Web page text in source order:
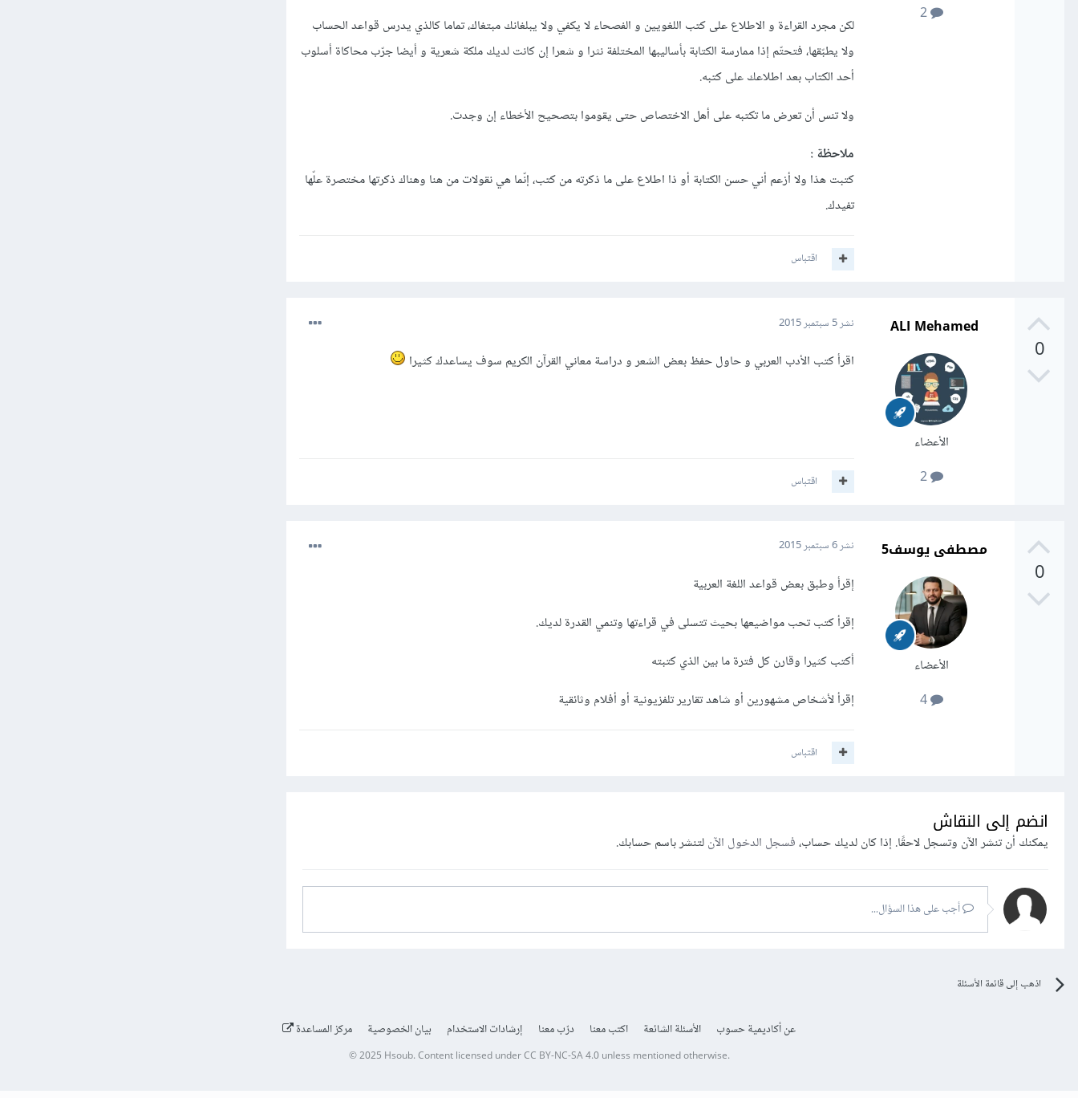
2
لكن مجرد القراءة و الاطلاع على كتب اللغويين و الفصحاء لا يكفي ولا يبلغانك مبتغاك، تماما كالذي يدرس قواعد الحساب
ولا يطبّقها، فتحتّم إذا ممارسة الكتابة بأساليبها المختلفة نثرا و شعرا إن كانت لديك ملكة شعرية و أيضا جرّب محاكاة أسلوب
أحد الكتاب بعد اطلاعك على كتبه.
ولا تنس أن تعرض ما تكتبه على أهل الاختصاص حتى يقوموا بتصحيح الأخطاء إن وجدت.
ملاحظة :
كتبت هذا ولا أزعم أني حسن الكتابة أو ذا اطلاع على ما ذكرته من كتب، إنّما هي نقولات من هنا وهناك ذكرتها مختصرة علّها
تفيدك.
اقتباس
0
ALI Mehamed
الأعضاء
2
نشر5 سبتمبر 2015
اقرأ كتب الأدب العربي و حاول حفظ بعض الشعر و دراسة معاني القرآن الكريم سوف يساعدك كثيرا
اقتباس
0
مصطفى يوسف5
الأعضاء
4
نشر6 سبتمبر 2015
إقرأ وطبق بعض قواعد اللغة العربية
إقرأ كتب تحب مواضيعها بحيث تتسلى في قراءتها وتنمي القدرة لديك.
أكتب كثيرا وقارن كل فترة ما بين الذي كتبته
إقرأ لأشخاص مشهورين أو شاهد تقارير تلفزيونية أو أفلام وثائقية
اقتباس
انضم إلى النقاش
يمكنك أن تنشر الآن وتسجل لاحقًا. إذا كان لديك حساب،فسجل الدخول الآنلتنشر باسم حسابك.
أجب على هذا السؤال...
اذهب إلى قائمة الأسئلة
عن أكاديمية حسوب الأسئلة الشائعة اكتب معنا درّب معنا إرشادات الاستخدام بيان الخصوصية مركز المساعدة
© 2025 Hsoub.Content licensed underCC BY-NC-SA 4.0unless mentioned otherwise.